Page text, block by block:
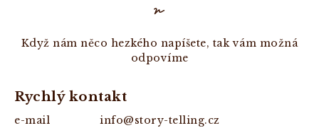
Když nám něco hezkého napíšete, tak vám možná
odpovíme
Rychlý kontakt
e-mail
info@story-telling.cz